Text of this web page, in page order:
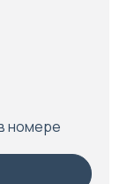
номере